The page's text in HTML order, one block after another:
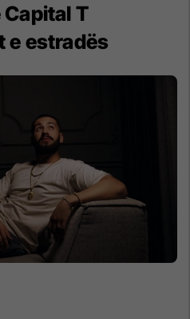
Capital T
e estradës